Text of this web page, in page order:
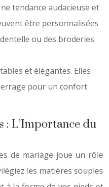
tendance audacieuse et
être personnalisées
ou des broderies
et élégantes. Elles
pour un confort
: L’Importance du
de mariage joue un rôle
les matières souples